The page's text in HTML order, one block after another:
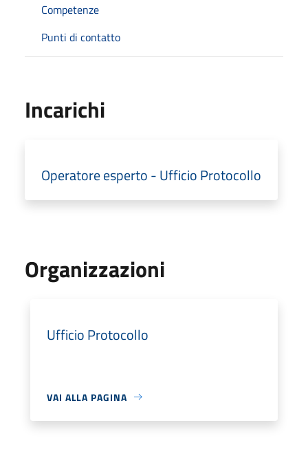
Competenze
Punti di contatto
Incarichi
Operatore esperto - Ufficio Protocollo
Organizzazioni
Ufficio Protocollo
VAI ALLA PAGINA